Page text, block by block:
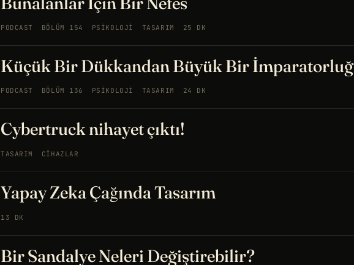
PODCAST BÖLÜM 154 PSIKOLOJI TASARIM 25 DK
Küçük Bir Dükkandan Büyük Bir
PODCAST BÖLÜM 136 PSIKOLOJI TASARIM 24 DK
Cybertruck nihayet çıktı!
TASARIM CIHAZLAR
Yapay Zeka Çağında Tasarım
13 DK
Bir Sandalye Neleri Değiştirebilir?